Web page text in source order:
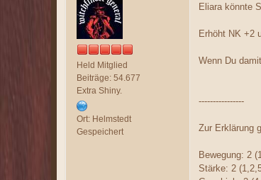
Held Mitglied
Beiträge: 54.677
Extra Shiny.
Ort: Helmstedt
Gespeichert
Eliara könnte
Erhöht NK +2
Wenn Du
----------------
Zur Erklärung
Bewegung: 2
Stärke: 2